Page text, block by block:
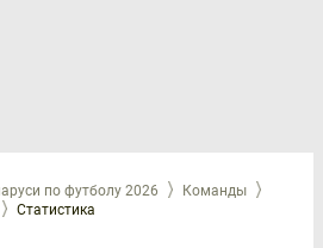
по футболу 2026
Команды
Статистика